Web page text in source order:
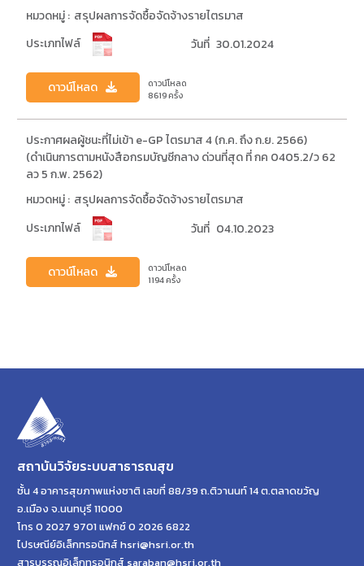
หมวดหมู่ : สรุปผลการจัดซื้อจัดจ้างรายไตรมาส
ประเภทไฟล์
วันที่ 30.01.2024
ดาวน์โหลด
ดาวน์โหลด
8619 ครั้ง
ประกาศผลผู้ชนะที่ไม่เข้า e-GP ไตรมาส 4 (ก.ค. ถึง ก.ย. 2566)
(ดำเนินการตามหนังสือกรมบัญชีกลาง ด่วนที่สุด ที่ กค 0405.2/ว 62
ลว 5 ก.พ. 2562)
หมวดหมู่ : สรุปผลการจัดซื้อจัดจ้างรายไตรมาส
ประเภทไฟล์
วันที่ 04.10.2023
ดาวน์โหลด
ดาวน์โหลด
1194 ครั้ง
สถาบันวิจัยระบบสาธารณสุข
ชั้น 4 อาคารสุขภาพแห่งชาติ เลขที่ 88/39 ถ.ติวานนท์ 14 ต.ตลาดขวัญ
อ.เมือง จ.นนทบุรี 11000
โทร 0 2027 9701 แฟกซ์ 0 2026 6822
ไปรษณีย์อิเล็กทรอนิกส์ hsri@hsri.or.th
สารบรรณอิเล็กทรอนิกส์ saraban@hsri.or.th